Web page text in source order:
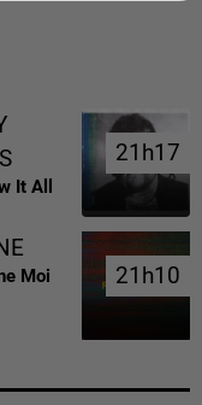
It All
21h17
21h17
Moi 21h10
21h10